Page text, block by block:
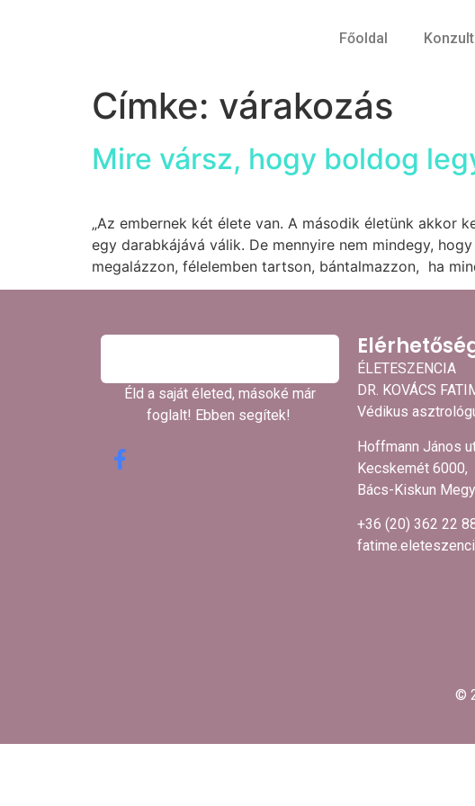
Főoldal
Címke: várakozás
Mire vársz, hogy boldog
„Az embernek két élete van. A második életünk akkor
egy darabkájává válik. De mennyire nem mindegy,
megalázzon, félelemben tartson, bántalmazzon, ha
Éld a saját életed, másoké már
foglalt! Ebben segítek! ​
ÉLETESZENCIA
DR. KOVÁCS
Védikus
Hoffmann János
Kecskemét 6000,
Bács-Kiskun
+36 (20) 362 22
©